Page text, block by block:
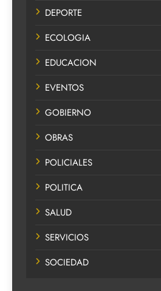
DEPORTE
ECOLOGIA
EDUCACION
EVENTOS
GOBIERNO
OBRAS
POLICIALES
POLITICA
SALUD
SERVICIOS
SOCIEDAD